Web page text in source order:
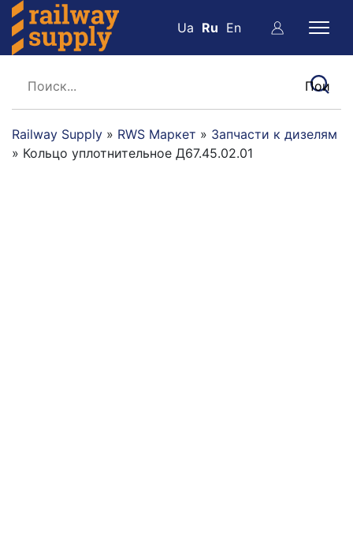
Ua Ru En
Railway Supply » RWS Маркет » Запчасти к дизелям
» Кольцо уплотнительное Д67.45.02.01